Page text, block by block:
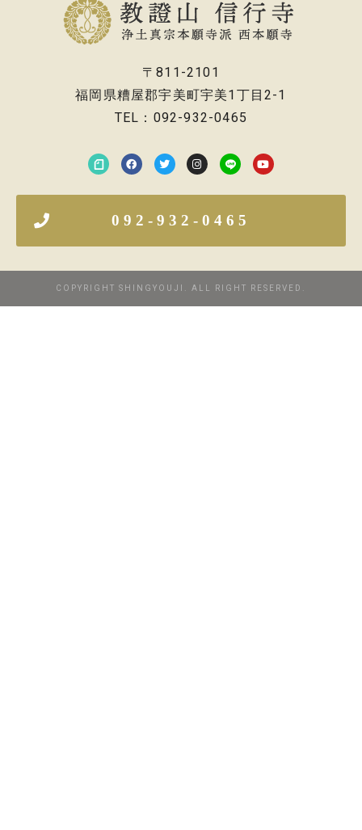
〒811-2101
福岡県糟屋郡宇美町宇美1丁目2-1
TEL：092-932-0465
092-932-0465
COPYRIGHT SHINGYOUJI. ALL RIGHT RESERVED.